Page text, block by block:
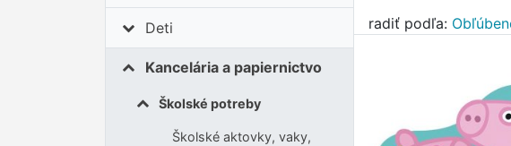
Deti
Kancelária a papiernictvo
Školské potreby
Školské aktovky, vaky,
radiť podľa: